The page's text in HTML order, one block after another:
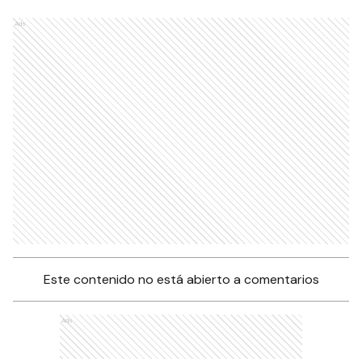
Ads
Este contenido no está abierto a comentarios
Ads